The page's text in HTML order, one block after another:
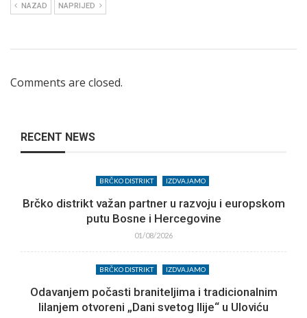
NAZAD NAPRIJED
Comments are closed.
RECENT NEWS
BRČKO DISTRIKT IZDVAJAMO
Brčko distrikt važan partner u razvoju i europskom
putu Bosne i Hercegovine
01/08/2026
BRČKO DISTRIKT IZDVAJAMO
Odavanjem počasti braniteljima i tradicionalnim
lilanjem otvoreni „Dani svetog Ilije“ u Uloviću